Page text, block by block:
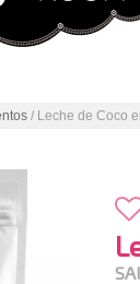
/ Leche de Coco